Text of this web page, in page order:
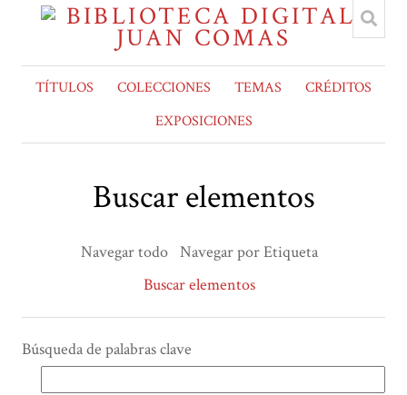
TÍTULOS COLECCIONES TEMAS
CRÉDITOS
EXPOSICIONES
Buscar elementos
Navegar todo Navegar por Etiqueta
Buscar elementos
Búsqueda de palabras clave